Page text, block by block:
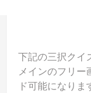
下記の三択クイ
メインのフリー
ド可能になりま